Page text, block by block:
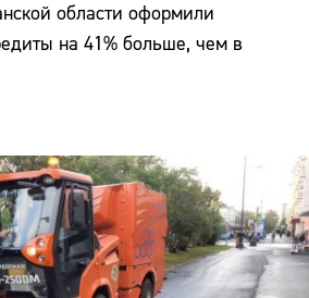
области оформили
на 41% больше, чем в